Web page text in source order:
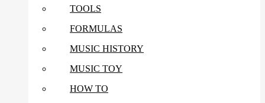
TOOLS
FORMULAS
MUSIC HISTORY
MUSIC TOY
HOW TO